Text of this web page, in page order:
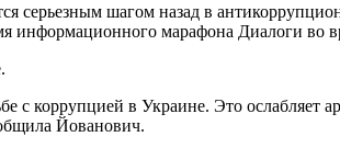
серьезным шагом назад в
марафона Диалоги во
с коррупцией в Украине. Это ослабляет
Йованович.